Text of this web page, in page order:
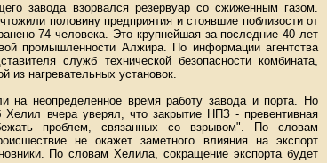
завода взорвался резервуар со сжиженным газом.
половину предприятия и стоявшие поблизости от
74 человека. Это крупнейшая за последние 40 лет
промышленности Алжира. По информации агентства
служб технической безопасности комбината,
из нагревательных установок.
на неопределенное время работу завода и порта. Но
вчера уверял, что закрытие НПЗ - превентивная
проблем, связанных со взрывом". По словам
не окажет заметного влияния на экспорт
По словам Хелила, сокращение экспорта будет